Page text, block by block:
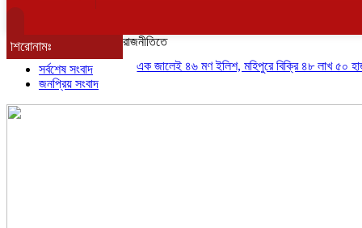
শিরোনামঃ
এক জালেই ৪৬ মণ ইলিশ, মহিপুরে বিক্রি ৪৮ লাখ ৫০ হাজার
রাজনীতিতে
সর্বশেষ সংবাদ
জনপ্রিয় সংবাদ